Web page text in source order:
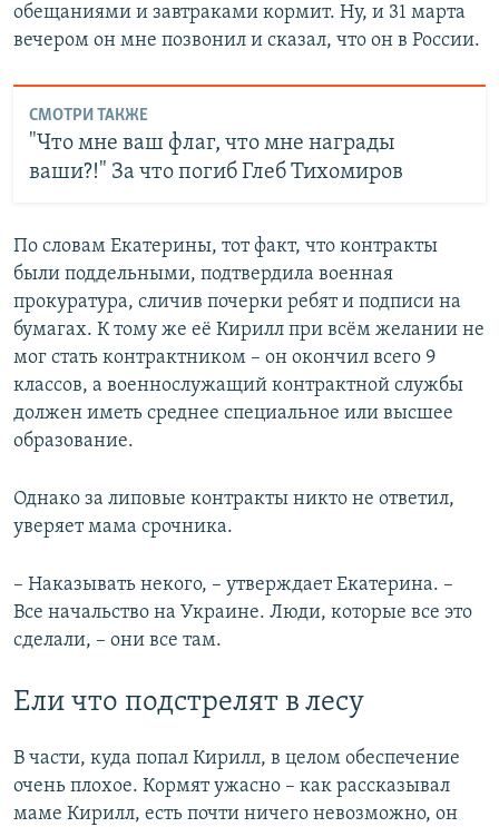
обещаниями и завтраками кормит. Ну, и 31 марта
вечером он мне позвонил и сказал, что он в России.
СМОТРИ ТАКЖЕ
"Что мне ваш флаг, что мне награды
ваши?!" За что погиб Глеб Тихомиров
По словам Екатерины, тот факт, что контракты
были поддельными, подтвердила военная
прокуратура, сличив почерки ребят и подписи на
бумагах. К тому же её Кирилл при всём желании не
мог стать контрактником – он окончил всего 9
классов, а военнослужащий контрактной службы
должен иметь среднее специальное или высшее
образование.
Однако за липовые контракты никто не ответил,
уверяет мама срочника.
– Наказывать некого, – утверждает Екатерина. –
Все начальство на Украине. Люди, которые все это
сделали, – они все там.
Ели что подстрелят в лесу
В части, куда попал Кирилл, в целом обеспечение
очень плохое. Кормят ужасно – как рассказывал
маме Кирилл, есть почти ничего невозможно, он